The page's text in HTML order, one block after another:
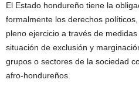
El Estado hondureño tiene la
formalmente los derechos
pleno ejercicio a través de
situación de exclusión y
grupos o sectores de la sociedad
afro-hondureños.